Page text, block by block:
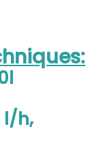
l/h,